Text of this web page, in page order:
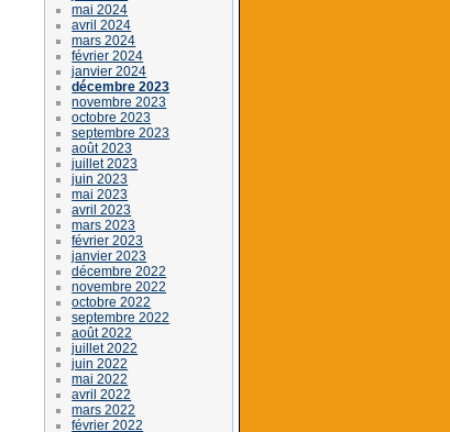
mai 2024
avril 2024
mars 2024
février 2024
janvier 2024
décembre 2023
novembre 2023
octobre 2023
septembre 2023
août 2023
juillet 2023
juin 2023
mai 2023
avril 2023
mars 2023
février 2023
janvier 2023
décembre 2022
novembre 2022
octobre 2022
septembre 2022
août 2022
juillet 2022
juin 2022
mai 2022
avril 2022
mars 2022
février 2022